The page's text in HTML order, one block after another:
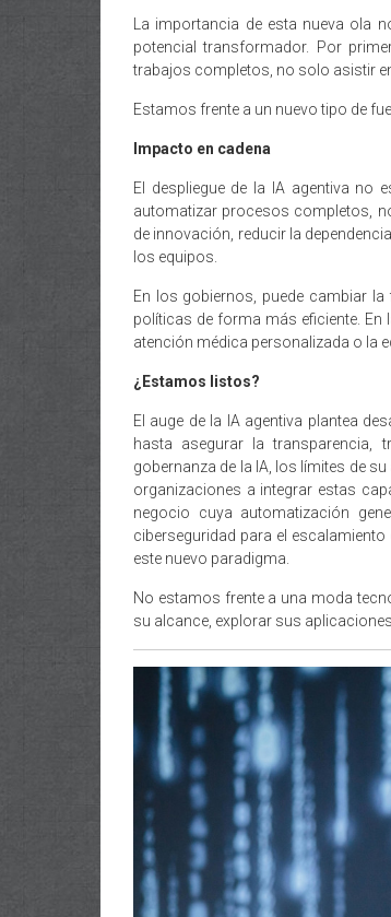
La importancia de esta nueva ola
potencial transformador. Por
trabajos completos, no solo asistir
Estamos frente a un nuevo tipo de
Impacto en cadena
El despliegue de la IA agentiva no
automatizar procesos completos,
de innovación, reducir la
los equipos.
En los gobiernos, puede cambiar
políticas de forma más eficiente. En
atención médica personalizada o la
¿Estamos listos?
El auge de la IA agentiva plantea
hasta asegurar la transparencia,
gobernanza de la IA, los límites de
organizaciones a integrar estas
negocio cuya automatización
ciberseguridad para el
este nuevo paradigma.
No estamos frente a una moda
su alcance, explorar sus